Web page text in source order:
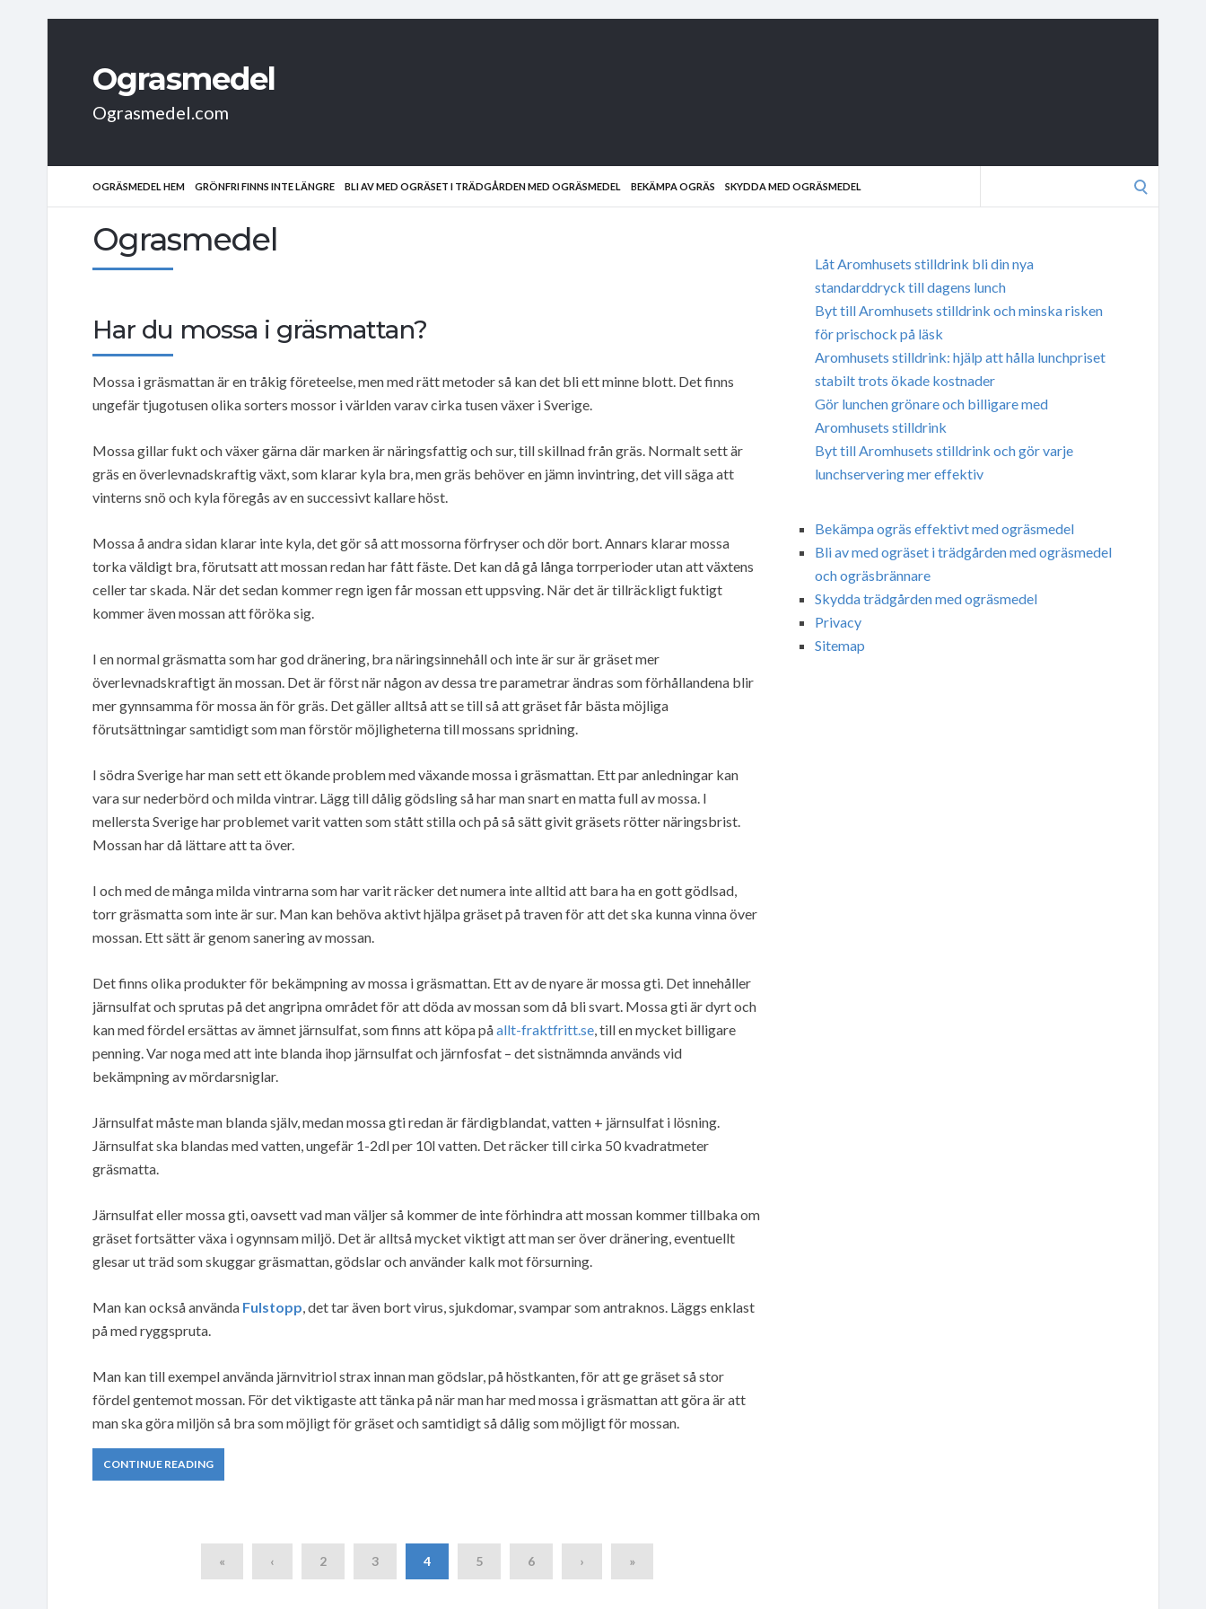
Ograsmedel
Ograsmedel.com
OGRÄSMEDEL HEM GRÖNFRI FINNS INTE LÄNGRE BLI AV MED OGRÄSET I TRÄDGÅRDEN MED OGRÄSMEDEL BEKÄMPA OGRÄS SKYDDA MED OGRÄSMEDEL
Ograsmedel
Har du mossa i gräsmattan?
Mossa i gräsmattan är en tråkig företeelse, men med rätt metoder så kan det bli ett minne blott. Det finns
ungefär tjugotusen olika sorters mossor i världen varav cirka tusen växer i Sverige.
Mossa gillar fukt och växer gärna där marken är näringsfattig och sur, till skillnad från gräs. Normalt sett är
gräs en överlevnadskraftig växt, som klarar kyla bra, men gräs behöver en jämn invintring, det vill säga att
vinterns snö och kyla föregås av en successivt kallare höst.
Mossa å andra sidan klarar inte kyla, det gör så att mossorna förfryser och dör bort. Annars klarar mossa
torka väldigt bra, förutsatt att mossan redan har fått fäste. Det kan då gå långa torrperioder utan att växtens
celler tar skada. När det sedan kommer regn igen får mossan ett uppsving. När det är tillräckligt fuktigt
kommer även mossan att föröka sig.
I en normal gräsmatta som har god dränering, bra näringsinnehåll och inte är sur är gräset mer
överlevnadskraftigt än mossan. Det är först när någon av dessa tre parametrar ändras som förhållandena blir
mer gynnsamma för mossa än för gräs. Det gäller alltså att se till så att gräset får bästa möjliga
förutsättningar samtidigt som man förstör möjligheterna till mossans spridning.
I södra Sverige har man sett ett ökande problem med växande mossa i gräsmattan. Ett par anledningar kan
vara sur nederbörd och milda vintrar. Lägg till dålig gödsling så har man snart en matta full av mossa. I
mellersta Sverige har problemet varit vatten som stått stilla och på så sätt givit gräsets rötter näringsbrist.
Mossan har då lättare att ta över.
I och med de många milda vintrarna som har varit räcker det numera inte alltid att bara ha en gott gödlsad,
torr gräsmatta som inte är sur. Man kan behöva aktivt hjälpa gräset på traven för att det ska kunna vinna över
mossan. Ett sätt är genom sanering av mossan.
Det finns olika produkter för bekämpning av mossa i gräsmattan. Ett av de nyare är mossa gti. Det innehåller
järnsulfat och sprutas på det angripna området för att döda av mossan som då bli svart. Mossa gti är dyrt och
kan med fördel ersättas av ämnet järnsulfat, som finns att köpa påallt-fraktfritt.se, till en mycket billigare
penning. Var noga med att inte blanda ihop järnsulfat och järnfosfat – det sistnämnda används vid
bekämpning av mördarsniglar.
Järnsulfat måste man blanda själv, medan mossa gti redan är färdigblandat, vatten + järnsulfat i lösning.
Järnsulfat ska blandas med vatten, ungefär 1-2dl per 10l vatten. Det räcker till cirka 50 kvadratmeter
gräsmatta.
Järnsulfat eller mossa gti, oavsett vad man väljer så kommer de inte förhindra att mossan kommer tillbaka om
gräset fortsätter växa i ogynnsam miljö. Det är alltså mycket viktigt att man ser över dränering, eventuellt
glesar ut träd som skuggar gräsmattan, gödslar och använder kalk mot försurning.
Man kan också använda Fulstopp, det tar även bort virus, sjukdomar, svampar som antraknos. Läggs enklast
på med ryggspruta.
Man kan till exempel använda järnvitriol strax innan man gödslar, på höstkanten, för att ge gräset så stor
fördel gentemot mossan. För det viktigaste att tänka på när man har med mossa i gräsmattan att göra är att
man ska göra miljön så bra som möjligt för gräset och samtidigt så dålig som möjligt för mossan.
CONTINUE READING
« ‹ 2 3 4 5 6 › »
Låt Aromhusets stilldrink bli din nya
standarddryck till dagens lunch
Byt till Aromhusets stilldrink och minska risken
för prischock på läsk
Aromhusets stilldrink: hjälp att hålla lunchpriset
stabilt trots ökade kostnader
Gör lunchen grönare och billigare med
Aromhusets stilldrink
Byt till Aromhusets stilldrink och gör varje
lunchservering mer effektiv
Bekämpa ogräs effektivt med ogräsmedel
Bli av med ogräset i trädgården med ogräsmedel
och ogräsbrännare
Skydda trädgården med ogräsmedel
Privacy
Sitemap